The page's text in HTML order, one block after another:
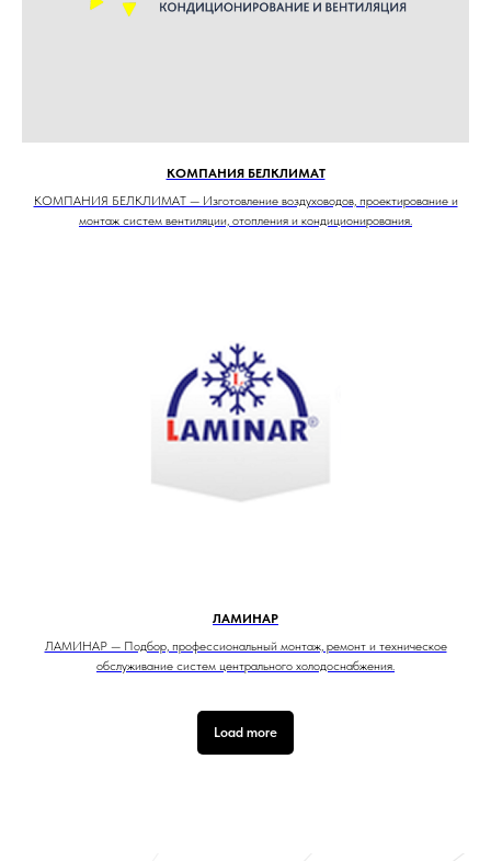
КОМПАНИЯ БЕЛКЛИМАТ
КОМПАНИЯ БЕЛКЛИМАТ — Изготовление воздуховодов, проектирование и
монтаж систем вентиляции, отопления и кондиционирования.
ЛАМИНАР
ЛАМИНАР — Подбор, профессиональный монтаж, ремонт и техническое
обслуживание систем центрального холодоснабжения.
Load more